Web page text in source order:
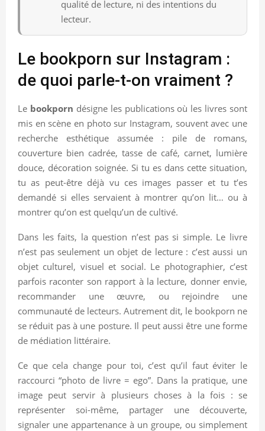
qualité de lecture, ni des intentions du
lecteur.
Le bookporn sur Instagram :
de quoi parle-t-on vraiment ?
Le bookporn désigne les publications où les livres sont
mis en scène en photo sur Instagram, souvent avec une
recherche esthétique assumée : pile de romans,
couverture bien cadrée, tasse de café, carnet, lumière
douce, décoration soignée. Si tu es dans cette situation,
tu as peut-être déjà vu ces images passer et tu t’es
demandé si elles servaient à montrer qu’on lit… ou à
montrer qu’on est quelqu’un de cultivé.
Dans les faits, la question n’est pas si simple. Le livre
n’est pas seulement un objet de lecture : c’est aussi un
objet culturel, visuel et social. Le photographier, c’est
parfois raconter son rapport à la lecture, donner envie,
recommander une œuvre, ou rejoindre une
communauté de lecteurs. Autrement dit, le bookporn ne
se réduit pas à une posture. Il peut aussi être une forme
de médiation littéraire.
Ce que cela change pour toi, c’est qu’il faut éviter le
raccourci “photo de livre = ego”. Dans la pratique, une
image peut servir à plusieurs choses à la fois : se
représenter soi-même, partager une découverte,
signaler une appartenance à un groupe, ou simplement